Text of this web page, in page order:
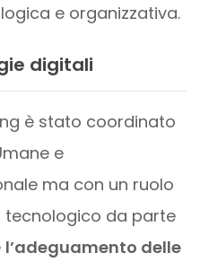
e organizzativa.
digitali
è stato coordinato
e
ma con un ruolo
da parte
l’adeguamento delle